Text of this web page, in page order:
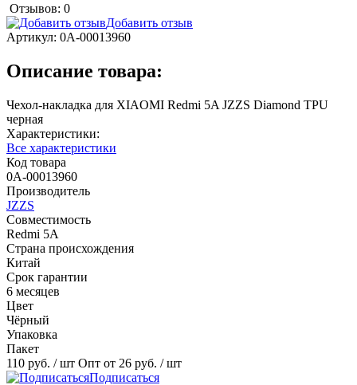
Отзывов: 0
Добавить отзыв
Артикул: 0А-00013960
Описание товара:
Чехол-накладка для XIAOMI Redmi 5A JZZS Diamond TPU
черная
Характеристики:
Все характеристики
Код товара
0А-00013960
Производитель
JZZS
Совместимость
Redmi 5A
Страна происхождения
Китай
Срок гарантии
6 месяцев
Цвет
Чёрный
Упаковка
Пакет
110 руб. / шт Опт от 26 руб. / шт
Подписаться